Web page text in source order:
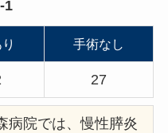
1
手術なし
27
病院では、慢性膵炎